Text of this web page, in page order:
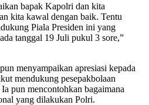
bapak Kapolri dan kita
kita kawal dengan baik. Tentu
Piala Presiden ini yang
tanggal 19 Juli pukul 3 sore,”
menyampaikan apresiasi kepada
mendukung pesepakbolaan
pun mencontohkan bagaimana
yang dilakukan Polri.